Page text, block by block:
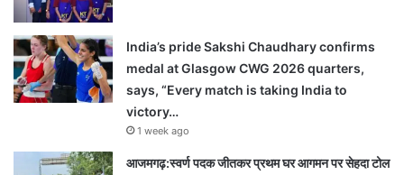
India’s pride Sakshi Chaudhary confirms
medal at Glasgow CWG 2026 quarters,
says, “Every match is taking India to
victory…
1 week ago
आजमगढ़:स्वर्ण पदक जीतकर प्रथम घर आगमन पर सेहदा टोल